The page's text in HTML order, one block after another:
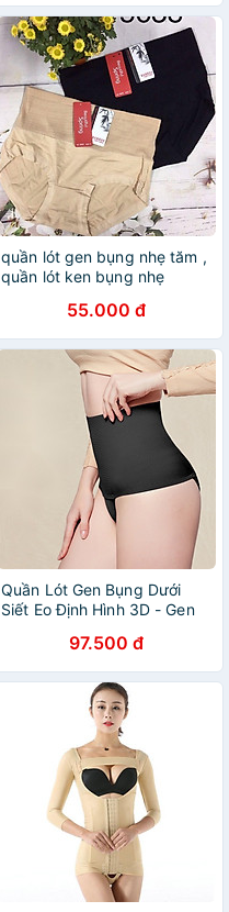
quần lót gen bụng nhẹ tăm ,
quần lót ken bụng nhẹ
55.000 đ
Quần Lót Gen Bụng Dưới
Siết Eo Định Hình 3D - Gen
97.500 đ